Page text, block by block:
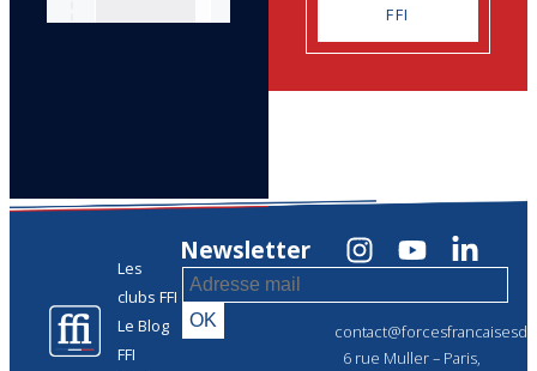
FFI
Les
clubs FFI
Le Blog
FFI
6 rue Muller – Paris,
Newsletter